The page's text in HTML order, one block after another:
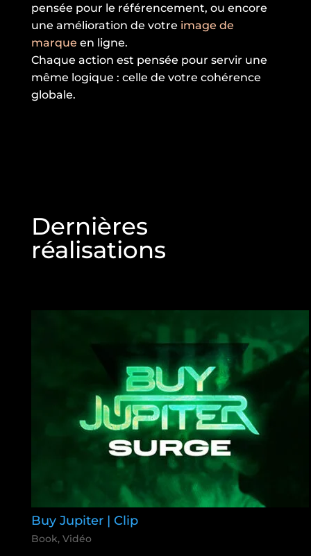
pensée pour le référencement, ou encore
une amélioration de votre image de
marque en ligne.
Chaque action est pensée pour servir une
même logique : celle de votre cohérence
globale.
Dernières
réalisations
Buy Jupiter | Clip
Book, Vidéo